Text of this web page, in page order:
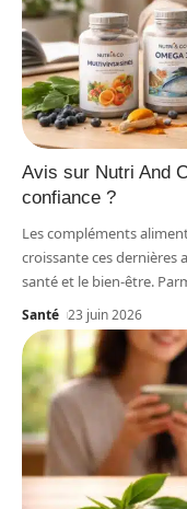
Avis sur Nutri And
confiance ?
Les compléments
croissante ces dernières
santé et le bien-être.
Santé 23 juin 2026